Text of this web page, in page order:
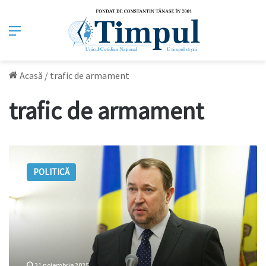
Meniu
Acasă / trafic de armament
trafic de armament
Tănase:
eșuat
trebuie
scanat!
POLITICĂ